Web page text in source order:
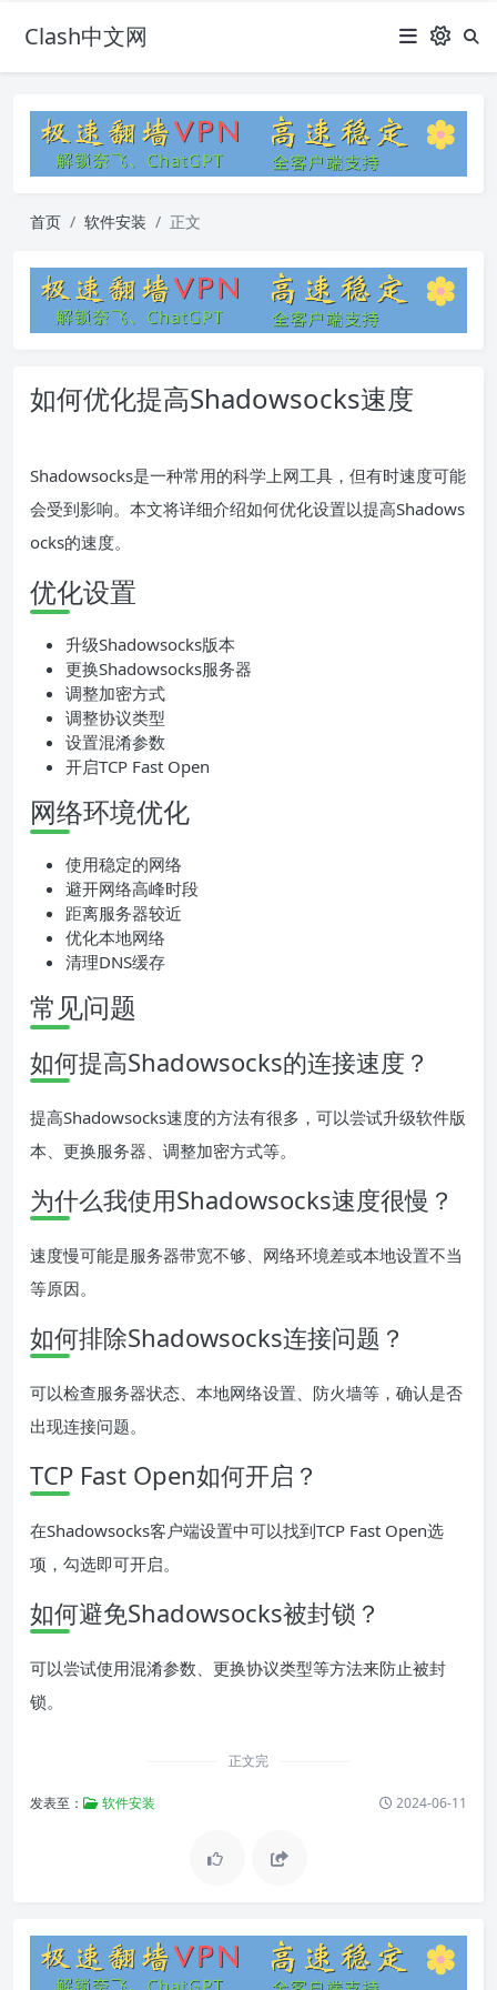
Clash中文网
首页 软件安装 正文
如何优化提高Shadowsocks速度
Shadowsocks是一种常用的科学上网工具，但有时速度可能
会受到影响。本文将详细介绍如何优化设置以提高Shadows
ocks的速度。
优化设置
升级Shadowsocks版本
更换Shadowsocks服务器
调整加密方式
调整协议类型
设置混淆参数
开启TCP Fast Open
网络环境优化
使用稳定的网络
避开网络高峰时段
距离服务器较近
优化本地网络
清理DNS缓存
常见问题
如何提高Shadowsocks的连接速度？
提高Shadowsocks速度的方法有很多，可以尝试升级软件版
本、更换服务器、调整加密方式等。
为什么我使用Shadowsocks速度很慢？
速度慢可能是服务器带宽不够、网络环境差或本地设置不当
等原因。
如何排除Shadowsocks连接问题？
可以检查服务器状态、本地网络设置、防火墙等，确认是否
出现连接问题。
TCP Fast Open如何开启？
在Shadowsocks客户端设置中可以找到TCP Fast Open选
项，勾选即可开启。
如何避免Shadowsocks被封锁？
可以尝试使用混淆参数、更换协议类型等方法来防止被封
锁。
正文完
发表至： 软件安装 2024-06-11